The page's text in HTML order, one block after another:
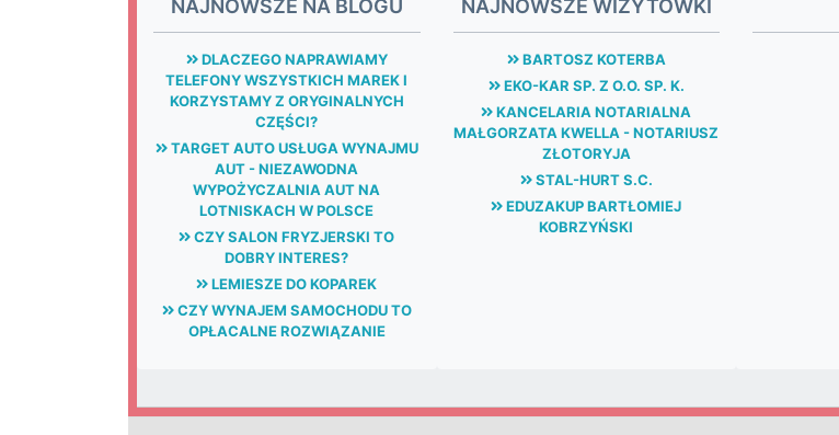
NAJNOWSZE NA BLOGU
DLACZEGO NAPRAWIAMY
TELEFONY WSZYSTKICH MAREK I
KORZYSTAMY Z ORYGINALNYCH
CZĘŚCI?
TARGET AUTO USŁUGA WYNAJMU
AUT - NIEZAWODNA
WYPOŻYCZALNIA AUT NA
LOTNISKACH W POLSCE
CZY SALON FRYZJERSKI TO
DOBRY INTERES?
LEMIESZE DO KOPAREK
CZY WYNAJEM SAMOCHODU TO
OPŁACALNE ROZWIĄZANIE
NAJNOWSZE WIZYTÓWKI
BARTOSZ KOTERBA
EKO-KAR SP. Z O.O. SP. K.
KANCELARIA NOTARIALNA
MAŁGORZATA KWELLA - NOTARIUSZ
ZŁOTORYJA
STAL-HURT S.C.
EDUZAKUP BARTŁOMIEJ
KOBRZYŃSKI